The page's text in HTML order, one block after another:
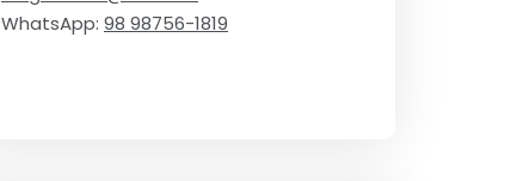
WhatsApp: 98 98756-1819